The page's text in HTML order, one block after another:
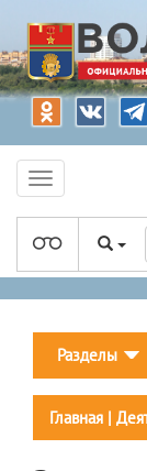
Разделы
Главная |